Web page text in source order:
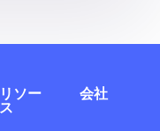
リソー
ス
会社